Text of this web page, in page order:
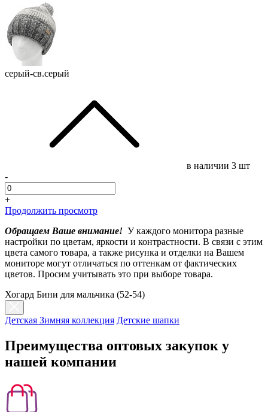
серый-св.серый
в наличии 3 шт
-
+
Продолжить просмотр
Обращаем Ваше внимание! У каждого монитора разные
настройки по цветам, яркости и контрастности. В связи с этим
цвета самого товара, а также рисунка и отделки на Вашем
мониторе могут отличаться по оттенкам от фактических
цветов. Просим учитывать это при выборе товара.
Хогард Бини для мальчика (52-54)
Детская Зимняя коллекция Детские шапки
Преимущества оптовых закупок у
нашей компании